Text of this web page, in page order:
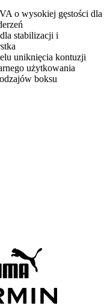
o wysokiej gęstości dla
stabilizacji i
uniknięcia kontuzji
użytkowania
boksu